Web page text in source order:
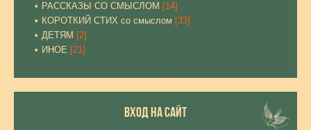
РАССКАЗЫ СО СМЫСЛОМ [14]
КОРОТКИЙ СТИХ со смыслом [33]
ДЕТЯМ [2]
ИНОЕ [21]
ВХОД НА САЙТ